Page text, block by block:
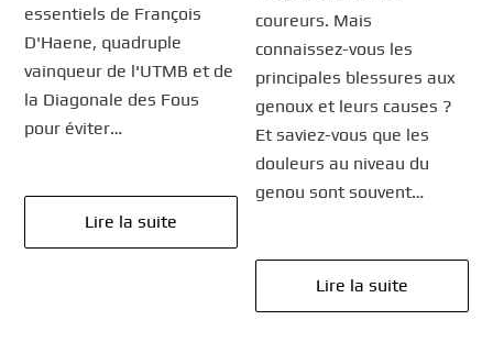
essentiels de François
D'Haene, quadruple
vainqueur de l'UTMB et de
la Diagonale des Fous
pour éviter…
Lire la suite
coureurs. Mais
connaissez-vous les
principales blessures aux
genoux et leurs causes ?
Et saviez-vous que les
douleurs au niveau du
genou sont souvent…
Lire la suite